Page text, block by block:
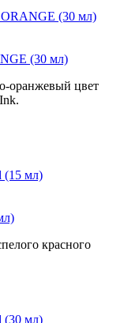
(30 мл)
оранжевый цвет
красного